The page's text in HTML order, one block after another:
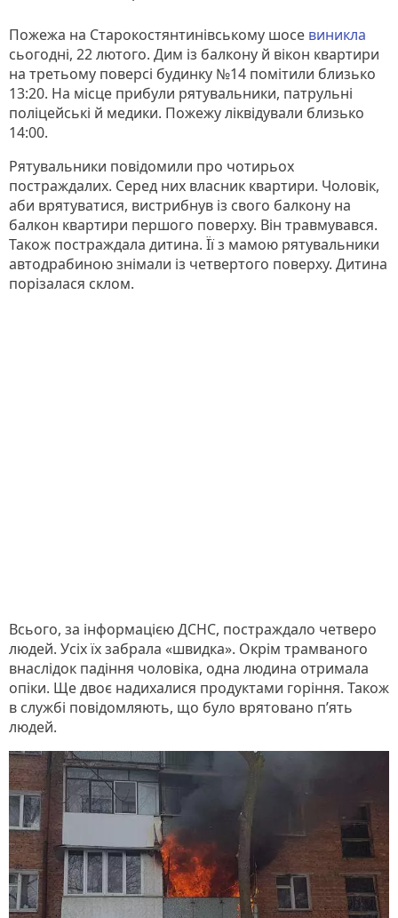
Пожежа на Старокостянтинівському шосе виникла
сьогодні, 22 лютого. Дим із балкону й вікон квартири
на третьому поверсі будинку №14 помітили близько
13:20. На місце прибули рятувальники, патрульні
поліцейські й медики. Пожежу ліквідували близько
14:00.
Рятувальники повідомили про чотирьох
постраждалих. Серед них власник квартири. Чоловік,
аби врятуватися, вистрибнув із свого балкону на
балкон квартири першого поверху. Він травмувався.
Також постраждала дитина. Її з мамою рятувальники
автодрабиною знімали із четвертого поверху. Дитина
порізалася склом.
Всього, за інформацією ДСНС, постраждало четверо
людей. Усіх їх забрала «швидка». Окрім трамваного
внаслідок падіння чоловіка, одна людина отримала
опіки. Ще двоє надихалися продуктами горіння. Також
в службі повідомляють, що було врятовано п’ять
людей.